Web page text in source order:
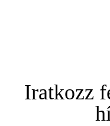
Iratkozz